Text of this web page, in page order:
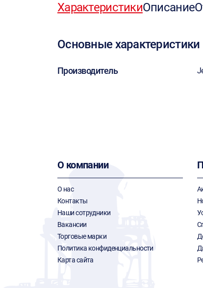
ХарактеристикиОписание
Основные характеристики
Производитель
О компании
О нас
Контакты
Наши сотрудники
Вакансии
Торговые марки
Политика конфиденциальности
Карта сайта